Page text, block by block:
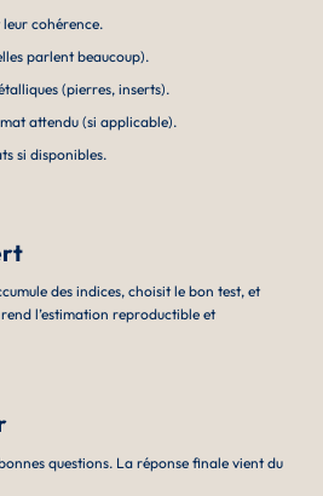
cohérence.
parlent beaucoup).
(pierres, inserts).
attendu (si applicable).
si disponibles.
des indices, choisit le bon test, et
l’estimation reproductible et
questions. La réponse finale vient du